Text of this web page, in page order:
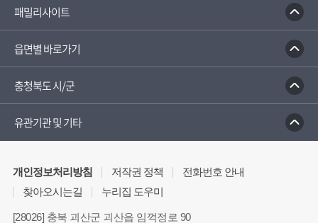
패밀리사이트
읍면별 바로가기
충청북도 시/군
유관기관 및 기타
개인정보처리방침 저작권 정책
전화번호 안내
찾아오시는길
누리집 도우미
[28026] 충북 괴산군 괴산읍 임꺽정로 90